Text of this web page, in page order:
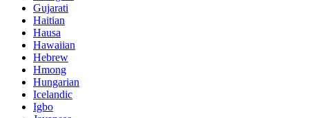
Gujarati
Haitian
Hausa
Hawaiian
Hebrew
Hmong
Hungarian
Icelandic
Igbo